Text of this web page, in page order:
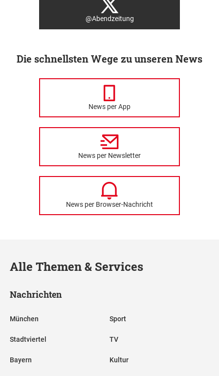
@Abendzeitung
Die schnellsten Wege zu unseren News
News per App
News per Newsletter
News per Browser-Nachricht
Alle Themen & Services
Nachrichten
München
Stadtviertel
Bayern
Sport
TV
Kultur